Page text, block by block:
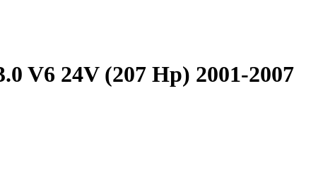
V6 24V (207 Hp) 2001-2007